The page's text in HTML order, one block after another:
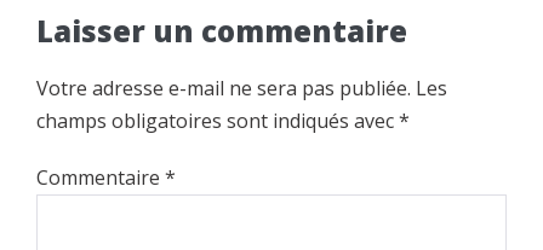
Laisser un commentaire
Votre adresse e-mail ne sera pas publiée. Les
champs obligatoires sont indiqués avec*
Commentaire *